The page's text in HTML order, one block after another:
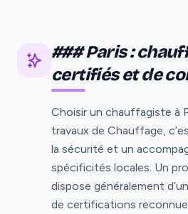
### Paris :
certifiés et de
Choisir un chauffagiste à
travaux de Chauffage,
la sécurité et un
spécificités locales. Un
dispose généralement
de certifications